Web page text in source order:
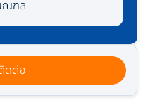
ณฑล
ดต่อ